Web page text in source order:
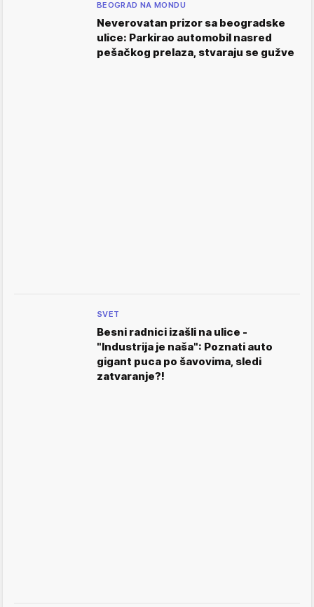
BEOGRAD NA MONDU
Neverovatan prizor sa beogradske
ulice: Parkirao automobil nasred
pešačkog prelaza, stvaraju se gužve
SVET
Besni radnici izašli na ulice -
"Industrija je naša": Poznati auto
gigant puca po šavovima, sledi
zatvaranje?!